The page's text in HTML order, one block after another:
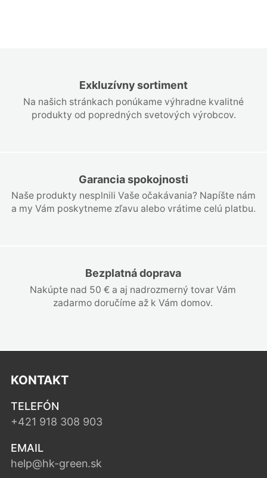
Exkluzívny sortiment
Na našich stránkach ponúkame výhradne kvalitné
produkty od popredných svetových výrobcov.
Garancia spokojnosti
Naše produkty nesplnili Vaše očakávania? Napíšte nám
a my Vám poskytneme zľavu alebo vrátime celú platbu.
Bezplatná doprava
Nakúpte nad 50 € a aj nadrozmerný tovar Vám
zadarmo doručíme až k Vám domov.
KONTAKT
TELEFÓN
+421 918 308 903
EMAIL
help@hk-green.sk